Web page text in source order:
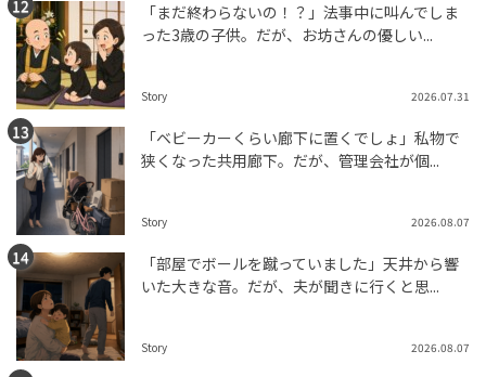
「まだ終わらないの！？」法事中に叫んでしま
った3歳の子供。だが、お坊さんの優しい...
Story 2026.07.31
「ベビーカーくらい廊下に置くでしょ」私物で
狭くなった共用廊下。だが、管理会社が個...
Story 2026.08.07
「部屋でボールを蹴っていました」天井から響
いた大きな音。だが、夫が聞きに行くと思...
Story 2026.08.07